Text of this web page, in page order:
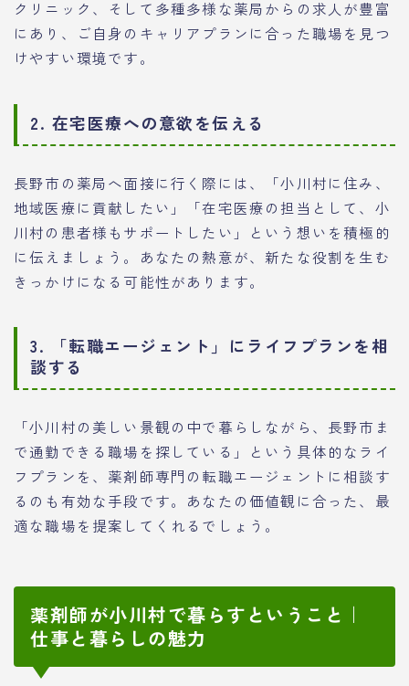
クリニック、そして多種多様な薬局からの求人が豊富
にあり、ご自身のキャリアプランに合った職場を見つ
けやすい環境です。
2. 在宅医療への意欲を伝える
長野市の薬局へ面接に行く際には、「小川村に住み、
地域医療に貢献したい」「在宅医療の担当として、小
川村の患者様もサポートしたい」という想いを積極的
に伝えましょう。あなたの熱意が、新たな役割を生む
きっかけになる可能性があります。
3. 「転職エージェント」にライフプランを相
談する
「小川村の美しい景観の中で暮らしながら、長野市ま
で通勤できる職場を探している」という具体的なライ
フプランを、薬剤師専門の転職エージェントに相談す
るのも有効な手段です。あなたの価値観に合った、最
適な職場を提案してくれるでしょう。
薬剤師が小川村で暮らすということ｜
仕事と暮らしの魅力